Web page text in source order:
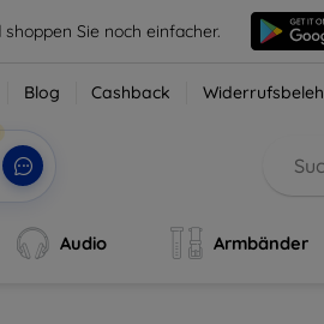
shoppen Sie noch einfacher.
Blog Cashback
Audio Armbänder